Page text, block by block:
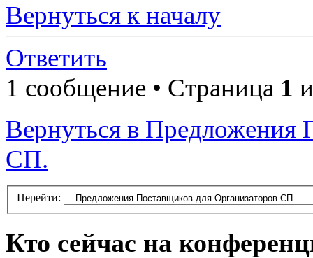
Вернуться к началу
Ответить
1 сообщение • Страница 1
Вернуться в Предложения
СП.
Перейти:
Кто сейчас на